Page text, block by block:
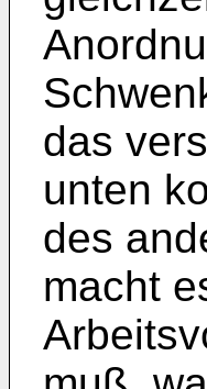
das
unten
des
macht